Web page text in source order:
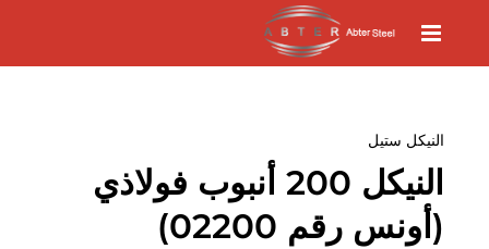
النيكل ستيل
النيكل 200 أنبوب فولاذي
(أونس رقم 02200)